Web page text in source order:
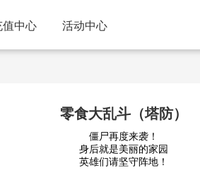
值中心 活动中心
零食大乱斗（塔防）
僵尸再度来袭！
身后就是美丽的家园
英雄们请坚守阵地！